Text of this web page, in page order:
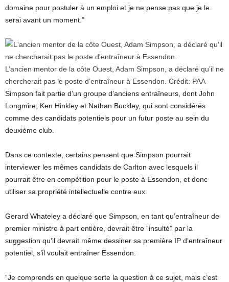
domaine pour postuler à un emploi et je ne pense pas que je le
serai avant un moment.”
L’ancien mentor de la côte Ouest, Adam Simpson, a déclaré qu’il ne
chercherait pas le poste d’entraîneur à Essendon. Crédit: PAA
Simpson fait partie d’un groupe d’anciens entraîneurs, dont John
Longmire, Ken Hinkley et Nathan Buckley, qui sont considérés
comme des candidats potentiels pour un futur poste au sein du
deuxième club.
Dans ce contexte, certains pensent que Simpson pourrait
interviewer les mêmes candidats de Carlton avec lesquels il
pourrait être en compétition pour le poste à Essendon, et donc
utiliser sa propriété intellectuelle contre eux.
Gerard Whateley a déclaré que Simpson, en tant qu’entraîneur de
premier ministre à part entière, devrait être “insulté” par la
suggestion qu’il devrait même dessiner sa première IP d’entraîneur
potentiel, s’il voulait entraîner Essendon.
“Je comprends en quelque sorte la question à ce sujet, mais c’est